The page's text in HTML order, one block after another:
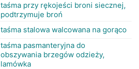
taśma przy rękojeści broni siecznej,
podtrzymuje broń
taśma stalowa walcowana na gorąco
taśma pasmanteryjna do
obszywania brzegów odzieży,
lamówka